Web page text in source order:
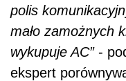
polis
mało zamożnych
wykupuje AC”-
ekspert